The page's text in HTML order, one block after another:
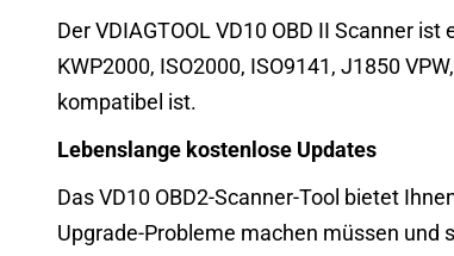
Der VDIAGTOOL VD10 OBD II Scanner
KWP2000, ISO2000, ISO9141, J1850
kompatibel ist.
Lebenslange kostenlose Updates
Das VD10 OBD2-Scanner-Tool bietet
Upgrade-Probleme machen müssen und